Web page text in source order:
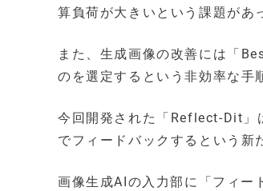
算負荷が大きいという課題があ
また、生成画像の改善には「
のを選定するという非効率な手
今回開発された「Reflect-Dit」
でフィードバックするという新
画像生成AIの入力部に「フィー